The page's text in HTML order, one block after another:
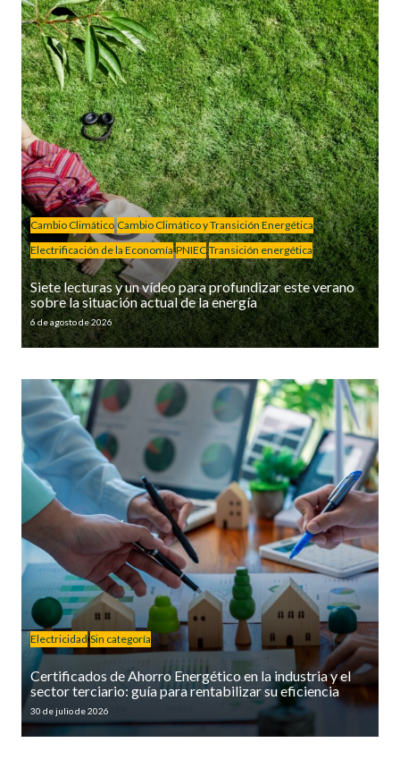
Cambio Climático Cambio Climático y Transición Energética
Electrificación de la Economía PNIEC Transición energética
Siete lecturas y un vídeo para profundizar este verano
sobre la situación actual de la energía
6 de agosto de 2026
Electricidad Sin categoría
Certificados de Ahorro Energético en la industria y el
sector terciario: guía para rentabilizar su eficiencia
30 de julio de 2026